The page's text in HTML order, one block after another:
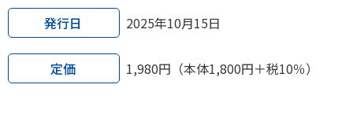
発行日 2025年10月15日
定価 1,980円（本体1,800円＋税10％）